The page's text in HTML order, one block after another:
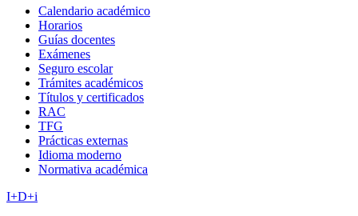
Calendario académico
Horarios
Guías docentes
Exámenes
Seguro escolar
Trámites académicos
Títulos y certificados
RAC
TFG
Prácticas externas
Idioma moderno
Normativa académica
I+D+i